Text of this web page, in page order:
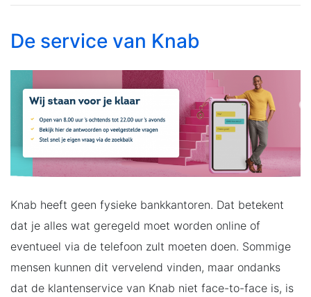
De service van Knab
Knab heeft geen fysieke bankkantoren. Dat betekent
dat je alles wat geregeld moet worden online of
eventueel via de telefoon zult moeten doen. Sommige
mensen kunnen dit vervelend vinden, maar ondanks
dat de klantenservice van Knab niet face-to-face is, is